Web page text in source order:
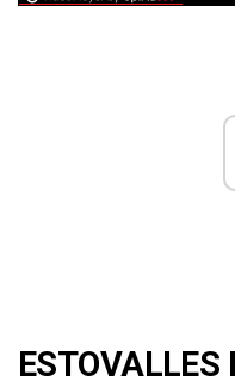
ESTOVALLES